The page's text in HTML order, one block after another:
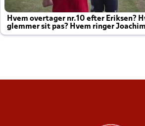
Hvem overtager nr.10 efter Eriksen?
glemmer sit pas? Hvem ringer Joachim
altid til efter kampe?